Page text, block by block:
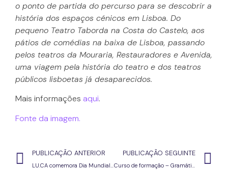
o ponto de partida do percurso para se descobrir a
história dos espaços cénicos em Lisboa. Do
pequeno Teatro Taborda na Costa do Castelo, aos
pátios de comédias na baixa de Lisboa, passando
pelos teatros da Mouraria, Restauradores e Avenida,
uma viagem pela história do teatro e dos teatros
públicos lisboetas já desaparecidos.
Mais informações aqui.
Fonte da imagem.
PUBLICAÇÃO ANTERIOR
LU.CA comemora Dia Mundial do Teatro
PUBLICAÇÃO SEGUINTE
Curso de formação – Gramática e Ensino do Português 2.º, 3.º CEB e ensino secundário